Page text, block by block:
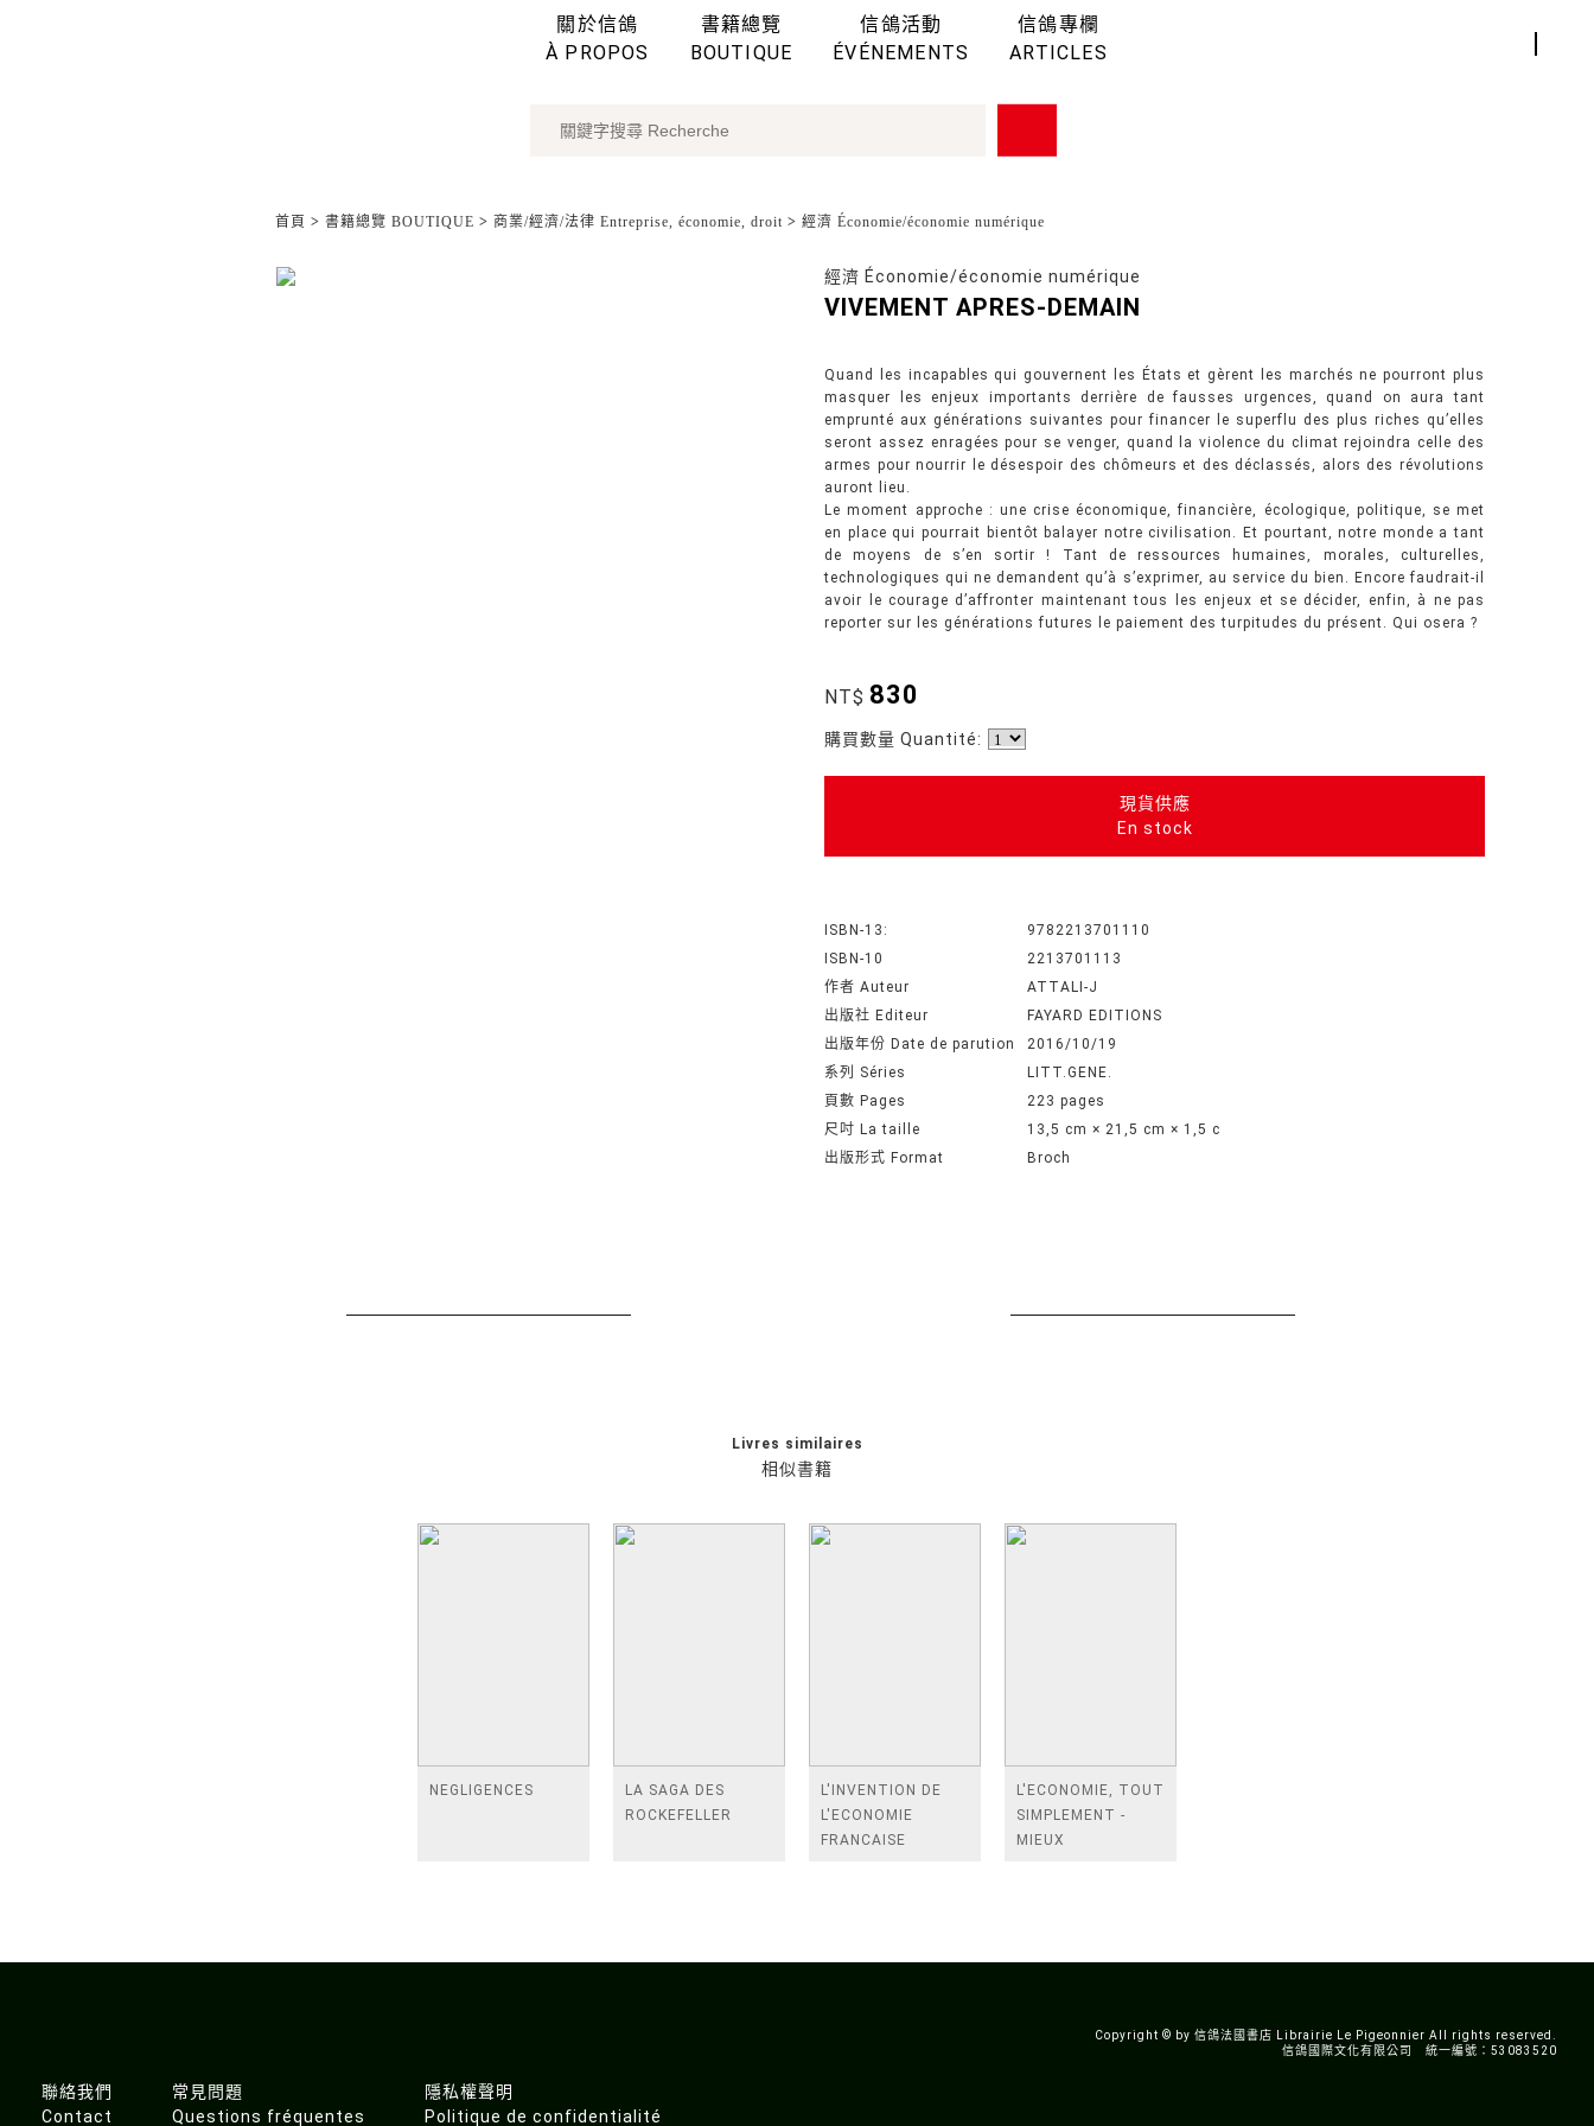
關於信鴿
À PROPOS
書籍總覽
BOUTIQUE
信鴿活動
ÉVÉNEMENTS
信鴿專欄
ARTICLES
首頁 > 書籍總覽 BOUTIQUE > 商業/經濟/法律 Entreprise, économie, droit > 經濟 Économie/économie numérique
經濟 Économie/économie numérique
VIVEMENT APRES-DEMAIN
Quand les incapables qui gouvernent les États et gèrent les marchés ne pourront plus
masquer les enjeux importants derrière de fausses urgences, quand on aura tant
emprunté aux générations suivantes pour financer le superflu des plus riches qu’elles
seront assez enragées pour se venger, quand la violence du climat rejoindra celle des
armes pour nourrir le désespoir des chômeurs et des déclassés, alors des révolutions
auront lieu.
Le moment approche : une crise économique, financière, écologique, politique, se met
en place qui pourrait bientôt balayer notre civilisation. Et pourtant, notre monde a tant
de moyens de s’en sortir ! Tant de ressources humaines, morales, culturelles,
technologiques qui ne demandent qu’à s’exprimer, au service du bien. Encore faudrait-il
avoir le courage d’affronter maintenant tous les enjeux et se décider, enfin, à ne pas
reporter sur les générations futures le paiement des turpitudes du présent. Qui osera ?
NT$ 830
購買數量 Quantité:
現貨供應
En stock
ISBN-13:
9782213701110
ISBN-10
2213701113
作者 Auteur
ATTALI-J
出版社 Editeur
FAYARD EDITIONS
出版年份 Date de parution
2016/10/19
系列 Séries
LITT.GENE.
頁數 Pages
223 pages
尺吋 La taille
13,5 cm × 21,5 cm × 1,5 c
出版形式 Format
Broch
相似書籍
Livres similaires
NEGLIGENCES
LA SAGA DES
ROCKEFELLER
L'INVENTION DE
L'ECONOMIE
FRANCAISE
L'ECONOMIE, TOUT
SIMPLEMENT -
MIEUX
Copyright © by 信鴿法國書店 Librairie Le Pigeonnier All rights reserved.
信鴿國際文化有限公司 統一編號：53083520
聯絡我們
Contact
常見問題
Questions fréquentes
隱私權聲明
Politique de confidentialité